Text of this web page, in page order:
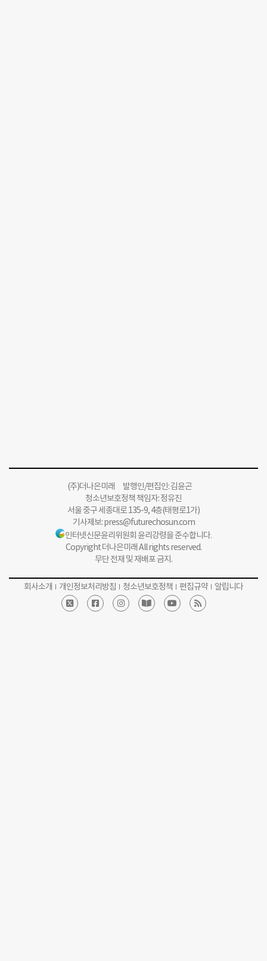
(주)더나은미래 발행인/편집인: 김윤곤
청소년보호정책 책임자: 정유진
서울 중구 세종대로 135-9, 4층(태평로1가)
기사제보:press@futurechosun.com
인터넷신문윤리위원회 윤리강령을 준수합니다.
Copyright 더나은미래 All rights reserved.
무단 전재 및 재배포 금지.
회사소개 개인정보처리방침 청소년보호정책 편집규약 알립니다